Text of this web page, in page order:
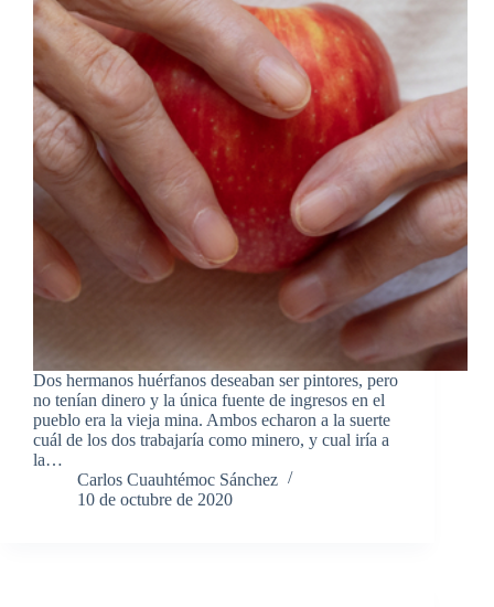
Dos hermanos huérfanos deseaban ser pintores, pero
no tenían dinero y la única fuente de ingresos en el
pueblo era la vieja mina. Ambos echaron a la suerte
cuál de los dos trabajaría como minero, y cual iría a
la…
Carlos Cuauhtémoc Sánchez
10 de octubre de 2020